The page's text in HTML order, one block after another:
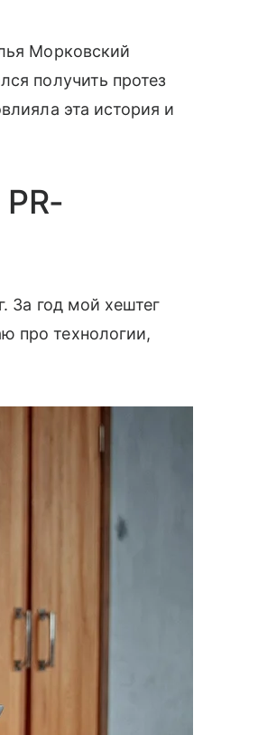
Морковский
получить протез
эта история и
За год мой хештег
про технологии,